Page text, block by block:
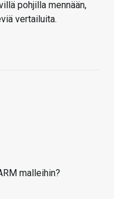
pohjilla mennään,
vertailuita.
malleihin?